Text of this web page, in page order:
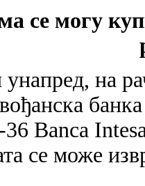
се могу
на
Banca
се може